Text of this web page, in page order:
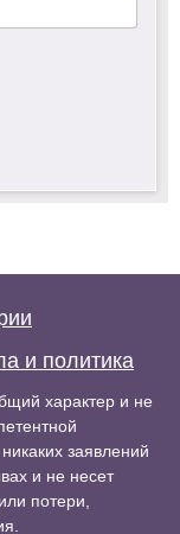
и политика
характер и не
заявлений
и не несет
потери,